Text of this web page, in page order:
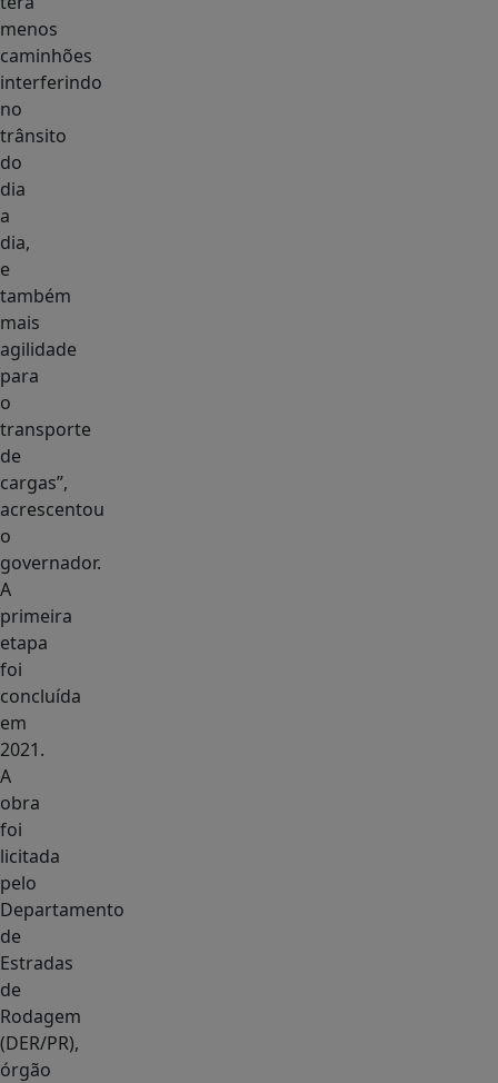
menos
caminhões
interferindo
no
trânsito
do
dia
a
dia,
e
também
mais
agilidade
para
o
transporte
de
cargas”,
acrescentou
o
governador.
A
primeira
etapa
foi
concluída
em
2021.
A
obra
foi
licitada
pelo
Departamento
de
Estradas
de
Rodagem
(DER/PR),
órgão